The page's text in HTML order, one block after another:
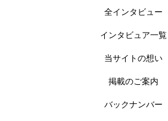
全インタビュー
インタビュア一覧
当サイトの想い
掲載のご案内
バックナンバー